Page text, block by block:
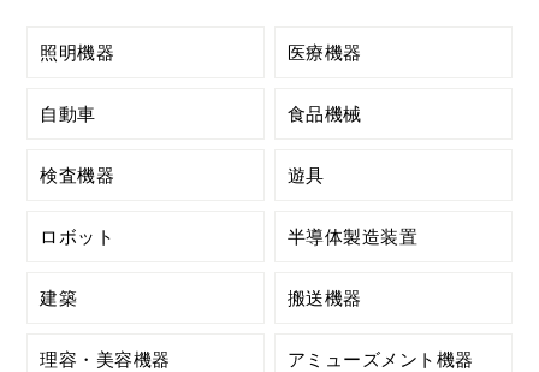
照明機器 医療機器
自動車 食品機械
検査機器 遊具
ロボット 半導体製造装置
建築 搬送機器
理容・美容機器 アミューズメント機器